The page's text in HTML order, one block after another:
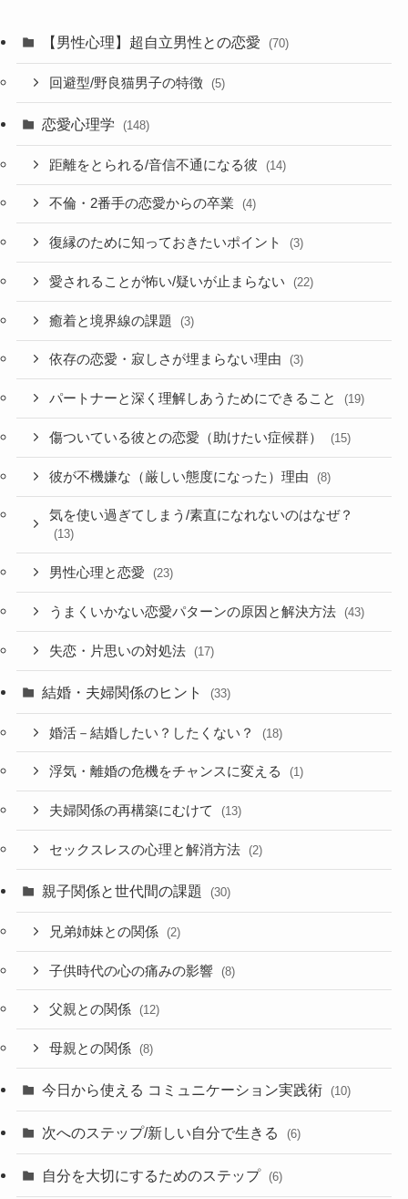
【男性心理】超自立男性との恋愛 (70)
回避型/野良猫男子の特徴 (5)
恋愛心理学 (148)
距離をとられる/音信不通になる彼 (14)
不倫・2番手の恋愛からの卒業 (4)
復縁のために知っておきたいポイント (3)
愛されることが怖い/疑いが止まらない (22)
癒着と境界線の課題 (3)
依存の恋愛・寂しさが埋まらない理由 (3)
パートナーと深く理解しあうためにできること (19)
傷ついている彼との恋愛（助けたい症候群） (15)
彼が不機嫌な（厳しい態度になった）理由 (8)
気を使い過ぎてしまう/素直になれないのはなぜ？
(13)
男性心理と恋愛 (23)
うまくいかない恋愛パターンの原因と解決方法 (43)
失恋・片思いの対処法 (17)
結婚・夫婦関係のヒント (33)
婚活－結婚したい？したくない？ (18)
浮気・離婚の危機をチャンスに変える (1)
夫婦関係の再構築にむけて (13)
セックスレスの心理と解消方法 (2)
親子関係と世代間の課題 (30)
兄弟姉妹との関係 (2)
子供時代の心の痛みの影響 (8)
父親との関係 (12)
母親との関係 (8)
今日から使える コミュニケーション実践術 (10)
次へのステップ/新しい自分で生きる (6)
自分を大切にするためのステップ (6)